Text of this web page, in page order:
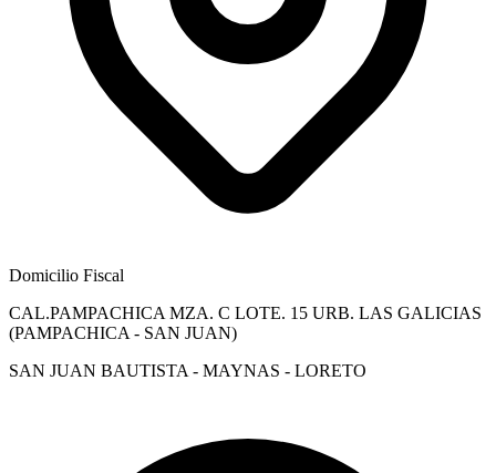
Domicilio Fiscal
CAL.PAMPACHICA MZA. C LOTE. 15 URB. LAS GALICIAS
(PAMPACHICA - SAN JUAN)
SAN JUAN BAUTISTA - MAYNAS - LORETO